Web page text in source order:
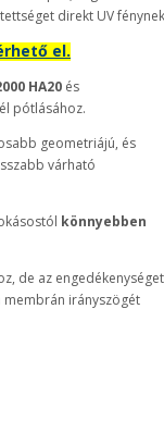
direkt UV
el.
HA20 és
pótlásához.
geometriájú, és
várható
könnyebben
de az
membrán irányszögét